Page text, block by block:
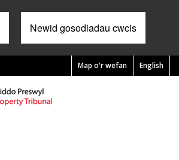
Newid gosodiadau cwcis
English
Map o'r wefan